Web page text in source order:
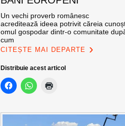
Un vechi proverb românesc
acreditează ideea potrivit căreia
omul gospodar dintr-o comunitate
cum
CITEȘTE MAI DEPARTE
Distribuie acest articol